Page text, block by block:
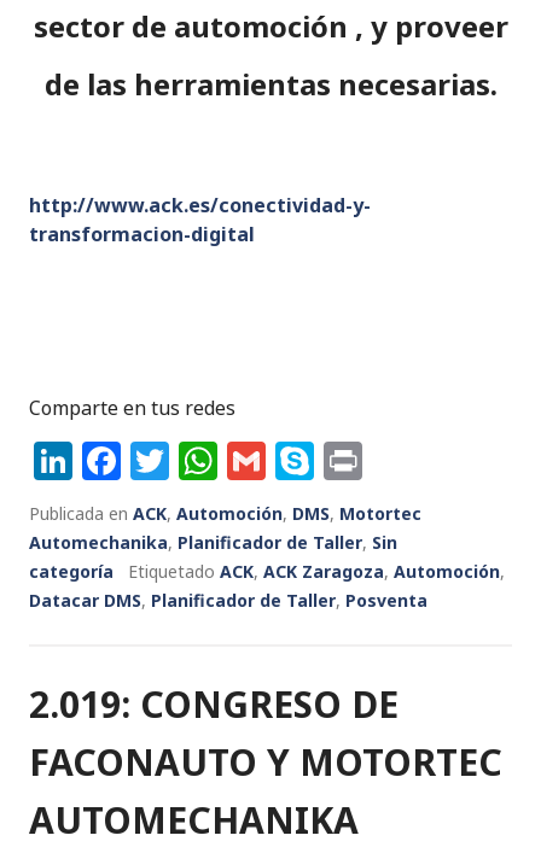
sector de automoción , y proveer
de las herramientas necesarias.
http://www.ack.es/conectividad-y-
transformacion-digital
Comparte en tus redes
Li
n
k
e
dI
F
a
c
e
b
o
k
T
w
it
te
r
W
h
a
ts
A
p
G
m
ai
l
S
k
y
p
e
ri
n
t
Publicada en ACK, Automoción, DMS, Motortec
Automechanika, Planificador de Taller, Sin
categoría
Etiquetado ACK, ACK Zaragoza, Automoción,
Datacar DMS, Planificador de Taller, Posventa
2.019: CONGRESO DE
FACONAUTO Y MOTORTEC
AUTOMECHANIKA